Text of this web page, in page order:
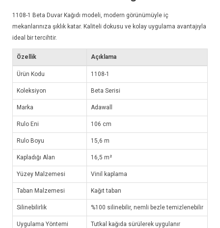
1108-1 Beta Duvar Kağıdı modeli, modern görünümüyle iç
mekanlarınıza şıklık katar. Kaliteli dokusu ve kolay uygulama avantajıyla
ideal bir tercihtir.
Özellik Açıklama
Ürün Kodu 1108-1
Koleksiyon Beta Serisi
Marka Adawall
Rulo Eni 106 cm
Rulo Boyu 15,6 m
Kapladığı Alan 16,5 m²
Yüzey Malzemesi Vinil kaplama
Taban Malzemesi Kağıt taban
Silinebilirlik %100 silinebilir, nemli bezle temizlenebilir
Uygulama Yöntemi Tutkal kağıda sürülerek uygulanır